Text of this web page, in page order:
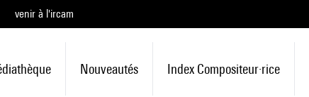
venir à l'ircam
Nouveautés Index Compositeur·rice